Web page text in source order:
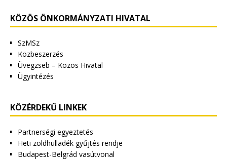
KÖZÖS ÖNKORMÁNYZATI HIVATAL
SzMSz
Közbeszerzés
Üvegzseb – Közös Hivatal
Ügyintézés
KÖZÉRDEKŰ LINKEK
Partnerségi egyeztetés
Heti zöldhulladék gyűjtés rendje
Budapest-Belgrád vasútvonal